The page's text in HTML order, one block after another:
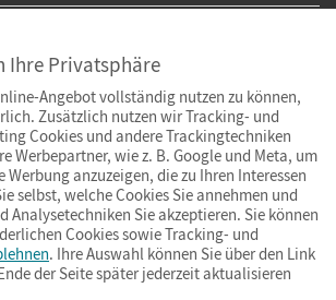
BarrierefreiheitCookies & Co.
Ihre Privatsphäre
Angebot vollständig nutzen zu können,
Zusätzlich nutzen wir Tracking- und
Cookies und andere Trackingtechniken
Werbepartner, wie z. B. Google und Meta, um
anzuzeigen, die zu Ihren Interessen
selbst, welche Cookies Sie annehmen und
Analysetechniken Sie akzeptieren. Sie können
Cookies sowie Tracking- und
. Ihre Auswahl können Sie über den Link
der Seite später jederzeit aktualisieren